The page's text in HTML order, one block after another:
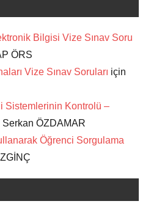
Bilgisi Vize Sınav Soru
ÖRS
Vize Sınav Soruları için
Sistemlerinin Kontrolü –
Serkan ÖZDAMAR
Öğrenci Sorgulama